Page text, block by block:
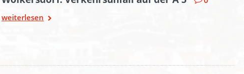
weiterlesen